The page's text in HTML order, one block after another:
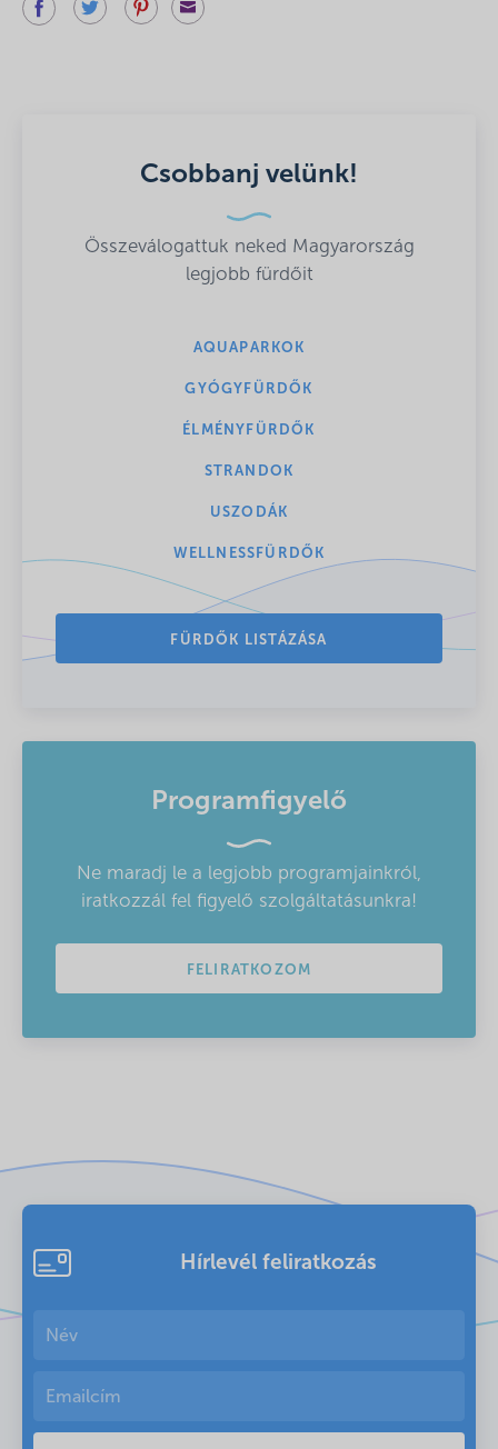
Csobbanj velünk!
Összeválogattuk neked Magyarország
legjobb fürdőit
AQUAPARKOK
GYÓGYFÜRDŐK
ÉLMÉNYFÜRDŐK
STRANDOK
USZODÁK
WELLNESSFÜRDŐK
FÜRDŐK LISTÁZÁSA
Programfigyelő
Ne maradj le a legjobb programjainkról,
iratkozzál fel figyelő szolgáltatásunkra!
FELIRATKOZOM
Hírlevél feliratkozás